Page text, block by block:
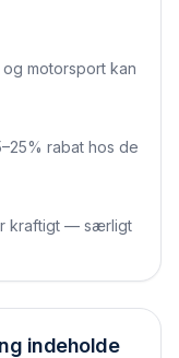
motorsport kan
rabat hos de
kraftigt — særligt
indeholde